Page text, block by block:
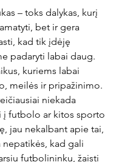
– toks dalykas, kurį
bet ir gera
kad tik įdėję
padaryti labai daug.
kuriems labai
meilės ir pripažinimo.
niekada
į futbolo ar kitos sporto
jau nekalbant apie tai,
kad gali
futbolininku, žaisti